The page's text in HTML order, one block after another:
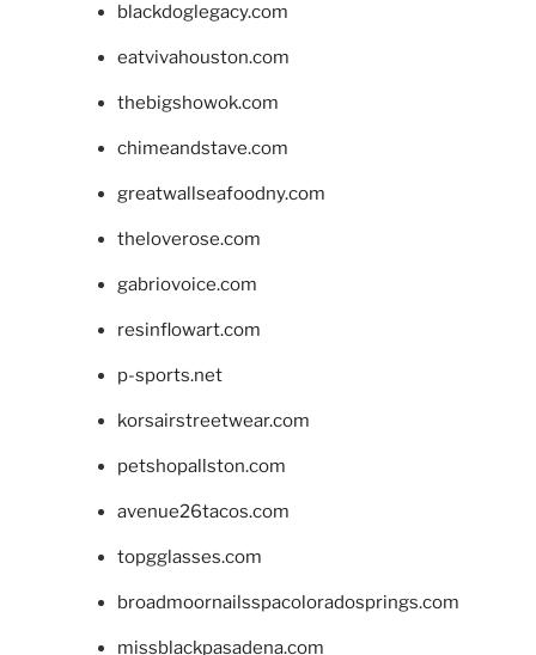
blackdoglegacy.com
eatvivahouston.com
thebigshowok.com
chimeandstave.com
greatwallseafoodny.com
theloverose.com
gabriovoice.com
resinflowart.com
p-sports.net
korsairstreetwear.com
petshopallston.com
avenue26tacos.com
topgglasses.com
broadmoornailsspacoloradosprings.com
missblackpasadena.com